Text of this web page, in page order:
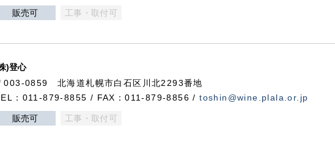
販売可 工事・取付可
)登心
003-0859 北海道札幌市白石区川北2293番地
：011-879-8855 / FAX：011-879-8856 /toshin@wine.plala.or.jp
販売可 工事・取付可